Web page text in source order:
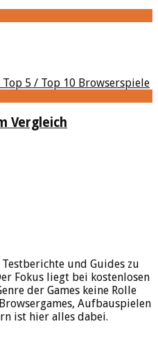
Vergleich
und Guides zu
Fokus liegt bei kostenlosen
der Games keine Rolle
Aufbauspielen
ist hier alles dabei.